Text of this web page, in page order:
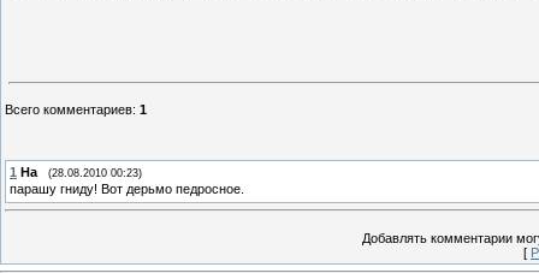
Всего комментариев: 1
1 На (28.08.2010 00:23)
парашу гниду! Вот дерьмо педросное.
Добавлять комментарии
[